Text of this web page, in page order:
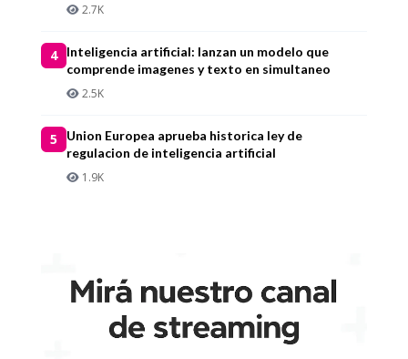
2.7K
4
Inteligencia artificial: lanzan un modelo que
comprende imagenes y texto en simultaneo
2.5K
5
Union Europea aprueba historica ley de
regulacion de inteligencia artificial
1.9K